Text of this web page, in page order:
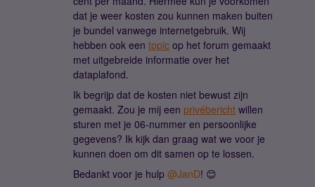
dat je weer kosten zou kunnen maken buiten
je bundel vanwege internetgebruik. Wij
hebben ook een topic op het forum gemaakt
met uitgebreide informatie over het
dataplafond.
Ik begrijp dat de kosten niet bewust zijn
gemaakt. Zou je mij een privébericht willen
sturen met je 06-nummer en persoonlijke
gegevens? Ik kijk dan graag wat we voor je
kunnen doen om dit samen op te lossen.
Bedankt voor je hulp ​ @JanD! 😊